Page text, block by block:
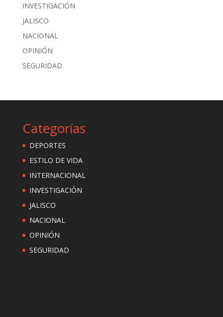
INVESTIGACIÓN
JALISCO
NACIONAL
OPINIÓN
SEGURIDAD
Categorías
DEPORTES
ESTILO DE VIDA
INTERNACIONAL
INVESTIGACIÓN
JALISCO
NACIONAL
OPINIÓN
SEGURIDAD